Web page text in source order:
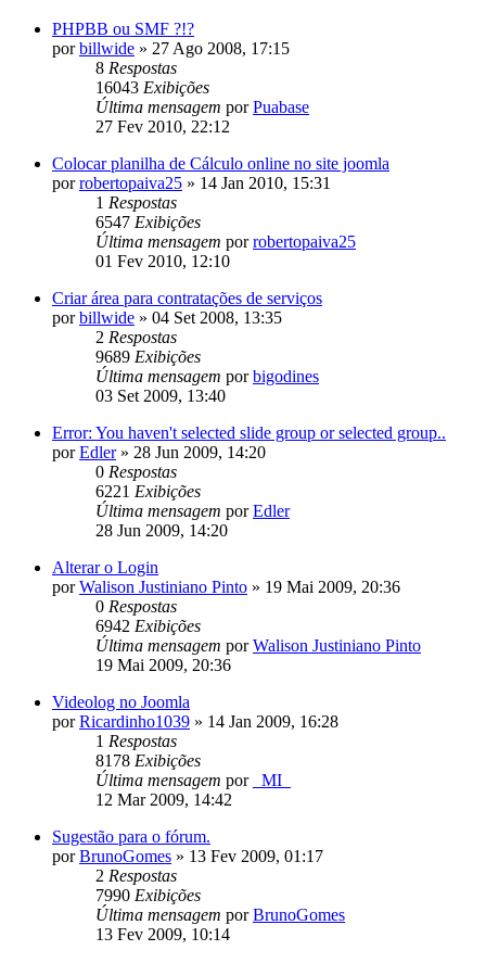
PHPBB ou SMF ?!?
porbillwide » 27 Ago 2008, 17:15
8 Respostas
16043 Exibições
Última mensagem porPuabase
27 Fev 2010, 22:12
Colocar planilha de Cálculo online no site joomla
porrobertopaiva25 » 14 Jan 2010, 15:31
1 Respostas
6547 Exibições
Última mensagem porrobertopaiva25
01 Fev 2010, 12:10
Criar área para contratações de serviços
porbillwide » 04 Set 2008, 13:35
2 Respostas
9689 Exibições
Última mensagem porbigodines
03 Set 2009, 13:40
Error: You haven't selected slide group or selected group..
porEdler» 28 Jun 2009, 14:20
0 Respostas
6221 Exibições
Última mensagem porEdler
28 Jun 2009, 14:20
Alterar o Login
porWalison Justiniano Pinto » 19 Mai 2009, 20:36
0 Respostas
6942 Exibições
Última mensagem porWalison Justiniano Pinto
19 Mai 2009, 20:36
Videolog no Joomla
porRicardinho1039 » 14 Jan 2009, 16:28
1 Respostas
8178 Exibições
Última mensagem por
_MI_
12 Mar 2009, 14:42
Sugestão para o fórum.
porBrunoGomes » 13 Fev 2009, 01:17
2 Respostas
7990 Exibições
Última mensagem porBrunoGomes
13 Fev 2009, 10:14